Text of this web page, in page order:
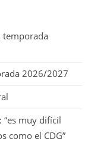
temporada
2026/2027
“es muy difícil
como el CDG”